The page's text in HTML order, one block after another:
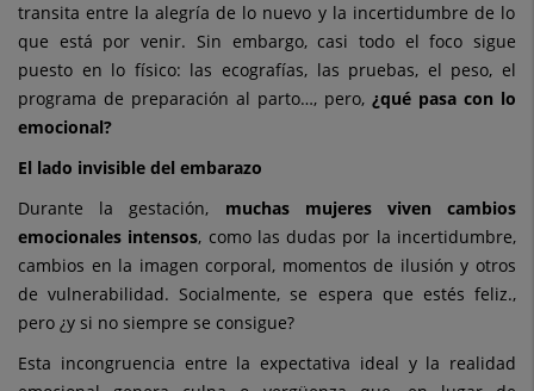
transita entre la alegría de lo nuevo y la incertidumbre de lo
que está por venir. Sin embargo, casi todo el foco sigue
puesto en lo físico: las ecografías, las pruebas, el peso, el
programa de preparación al parto…, pero, ¿qué pasa con lo
emocional?
El lado invisible del embarazo
Durante la gestación, muchas mujeres viven cambios
emocionales intensos, como las dudas por la incertidumbre,
cambios en la imagen corporal, momentos de ilusión y otros
de vulnerabilidad. Socialmente, se espera que estés feliz.,
pero ¿y si no siempre se consigue?
Esta incongruencia entre la expectativa ideal y la realidad